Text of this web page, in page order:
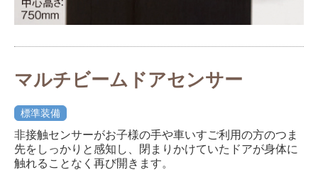
マルチビームドアセンサー
標準装備
非接触センサーがお子様の手や車いすご利用の方のつま
先をしっかりと感知し、閉まりかけていたドアが身体に
触れることなく再び開きます。